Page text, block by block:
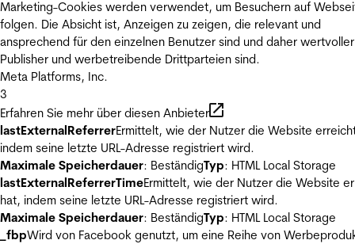
Marketing-Cookies werden verwendet, um Besuchern auf
folgen. Die Absicht ist, Anzeigen zu zeigen, die relevant und
ansprechend für den einzelnen Benutzer sind und daher
Publisher und werbetreibende Drittparteien sind.
Meta Platforms, Inc.
3
Erfahren Sie mehr über diesen Anbieter
lastExternalReferrerErmittelt, wie der Nutzer die Website
indem seine letzte URL-Adresse registriert wird.
Maximale Speicherdauer: BeständigTyp: HTML Local Storage
lastExternalReferrerTimeErmittelt, wie der Nutzer die Website
hat, indem seine letzte URL-Adresse registriert wird.
Maximale Speicherdauer: BeständigTyp: HTML Local Storage
_fbpWird von Facebook genutzt, um eine Reihe von